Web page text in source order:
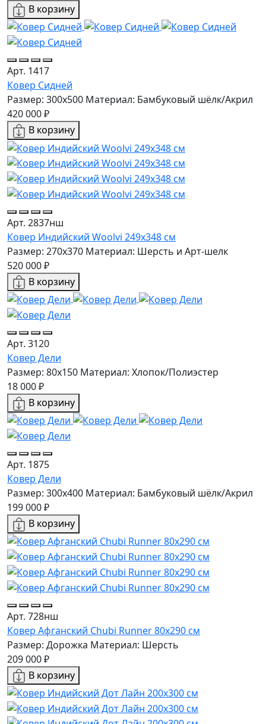
В корзину
Арт. 1417
Ковер Сидней
Размер: 300x500 Материал: Бамбуковый шёлк/Акрил
420 000 ₽
В корзину
Арт. 2837нш
Ковер Индийский Woolvi 249x348 см
Размер: 270x370 Материал: Шерсть и Арт-шелк
520 000 ₽
В корзину
Арт. 3120
Ковер Дели
Размер: 80x150 Материал: Хлопок/Полиэстер
18 000 ₽
В корзину
Арт. 1875
Ковер Дели
Размер: 300x400 Материал: Бамбуковый шёлк/Акрил
199 000 ₽
В корзину
Арт. 728нш
Ковер Афганский Chubi Runner 80x290 см
Размер: Дорожка Материал: Шерсть
209 000 ₽
В корзину